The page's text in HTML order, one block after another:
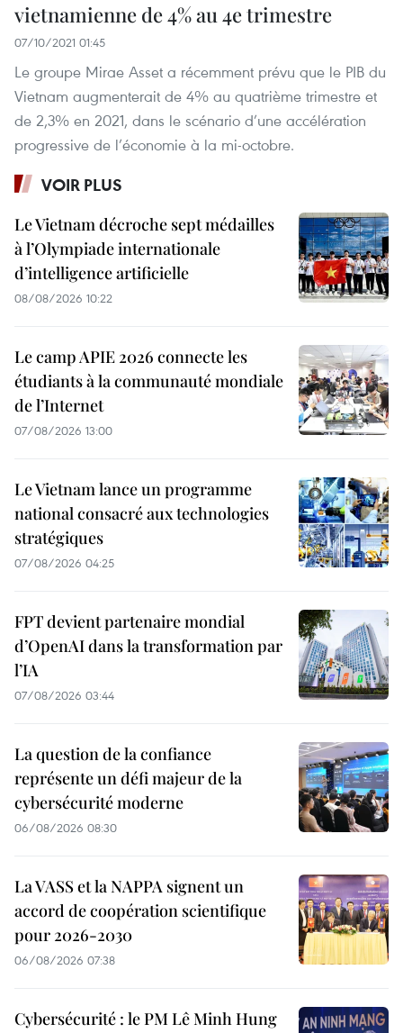
vietnamienne de 4% au 4e trimestre
07/10/2021 01:45
Le groupe Mirae Asset a récemment prévu que le PIB du
Vietnam augmenterait de 4% au quatrième trimestre et
de 2,3% en 2021, dans le scénario d’une accélération
progressive de l’économie à la mi-octobre.
VOIR PLUS
Le Vietnam décroche sept médailles
à l’Olympiade internationale
d’intelligence artificielle
08/08/2026 10:22
Le camp APIE 2026 connecte les
étudiants à la communauté mondiale
de l’Internet
07/08/2026 13:00
Le Vietnam lance un programme
national consacré aux technologies
stratégiques
07/08/2026 04:25
FPT devient partenaire mondial
d’OpenAI dans la transformation par
l’IA
07/08/2026 03:44
La question de la confiance
représente un défi majeur de la
cybersécurité moderne
06/08/2026 08:30
La VASS et la NAPPA signent un
accord de coopération scientifique
pour 2026-2030
06/08/2026 07:38
Cybersécurité : le PM Lê Minh Hung